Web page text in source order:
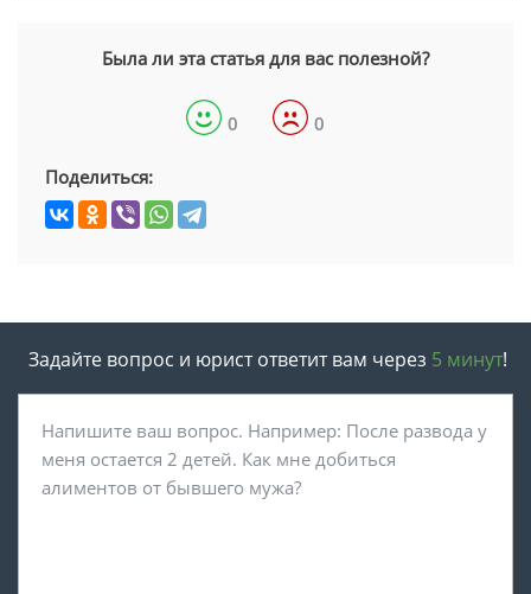
Была ли эта статья для вас полезной?
0 0
Поделиться:
Задайте вопрос и юрист ответит вам через 5 минут!